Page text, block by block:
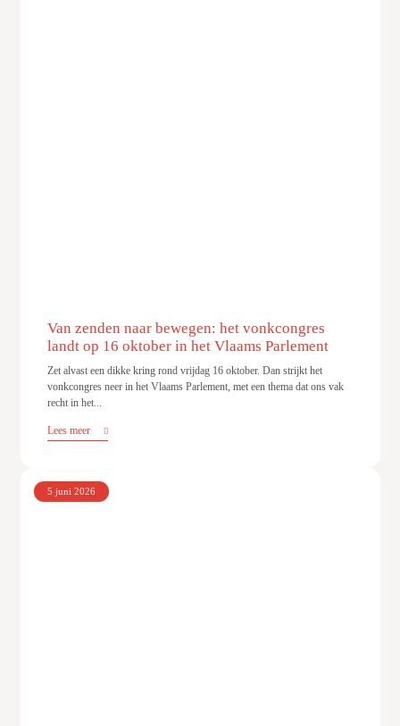
Van zenden naar bewegen: het vonkcongres
landt op 16 oktober in het Vlaams Parlement
Zet alvast een dikke kring rond vrijdag 16 oktober. Dan strijkt het
vonkcongres neer in het Vlaams Parlement, met een thema dat ons vak
recht in het...
Lees meer
5 juni 2026